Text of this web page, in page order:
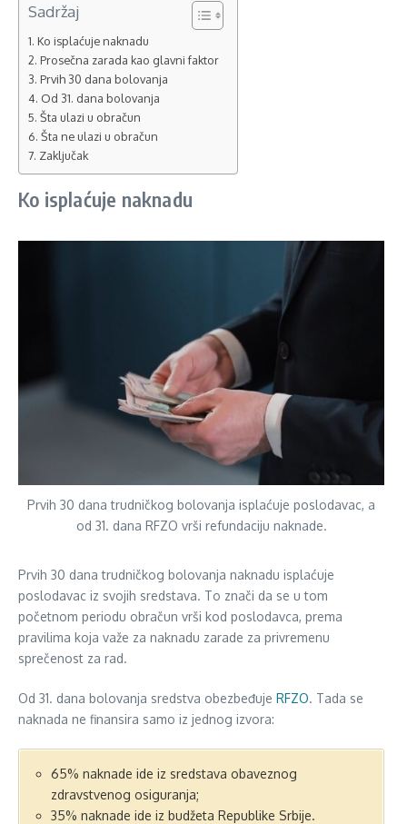
Sadržaj
Ko isplaćuje naknadu
Prosečna zarada kao glavni faktor
Prvih 30 dana bolovanja
Od 31. dana bolovanja
Šta ulazi u obračun
Šta ne ulazi u obračun
Zaključak
Ko isplaćuje naknadu
Prvih 30 dana trudničkog bolovanja isplaćuje poslodavac, a
od 31. dana RFZO vrši refundaciju naknade.
Prvih 30 dana trudničkog bolovanja naknadu isplaćuje
poslodavac iz svojih sredstava. To znači da se u tom
početnom periodu obračun vrši kod poslodavca, prema
pravilima koja važe za naknadu zarade za privremenu
sprečenost za rad.
Od 31. dana bolovanja sredstva obezbeđuje RFZO. Tada se
naknada ne finansira samo iz jednog izvora:
65% naknade ide iz sredstava obaveznog
zdravstvenog osiguranja;
35% naknade ide iz budžeta Republike Srbije.